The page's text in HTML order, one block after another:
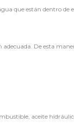
que están dentro de
De esta
aceite